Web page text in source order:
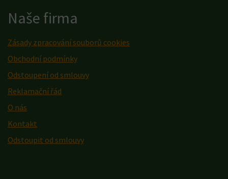
Naše firma
Zásady zpracování souborů cookies
Obchodní podmínky
Odstoupení od smlouvy
Reklamační řád
O nás
Kontakt
Odstoupit od smlouvy